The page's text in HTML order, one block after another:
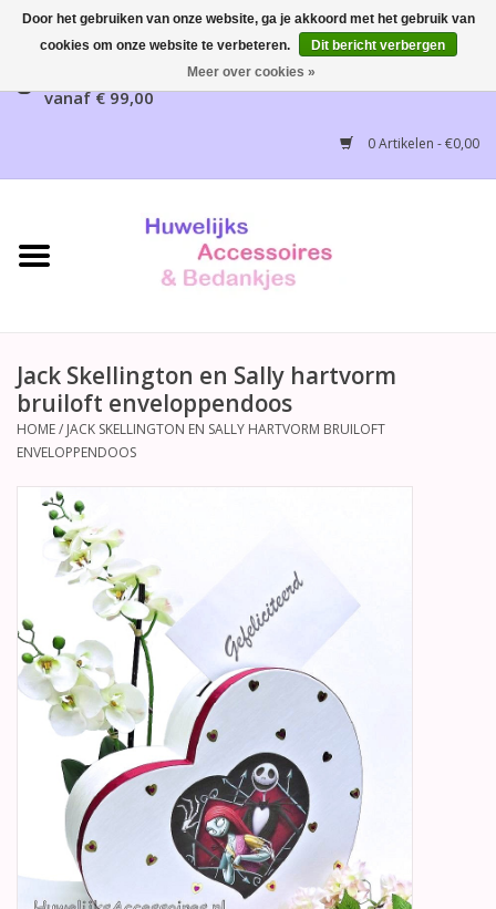
Gratis verzending mogelijk, NL vanaf € 65,00, België
vanaf € 99,00
0 Artikelen - €0,00
Home
Bruidsaccessoires
Huwelijksreceptie
Betty Boop Huwelijk
Geboorte, Doop en
Communie
Jack Skellington en Sally hartvorm
bruiloft enveloppendoos
HOME/ JACK SKELLINGTON EN SALLY HARTVORM BRUILOFT
ENVELOPPENDOOS
Door het gebruiken van onze website, ga je akkoord met het gebruik van
cookies om onze website te verbeteren.
Dit bericht verbergen
Meer over cookies »